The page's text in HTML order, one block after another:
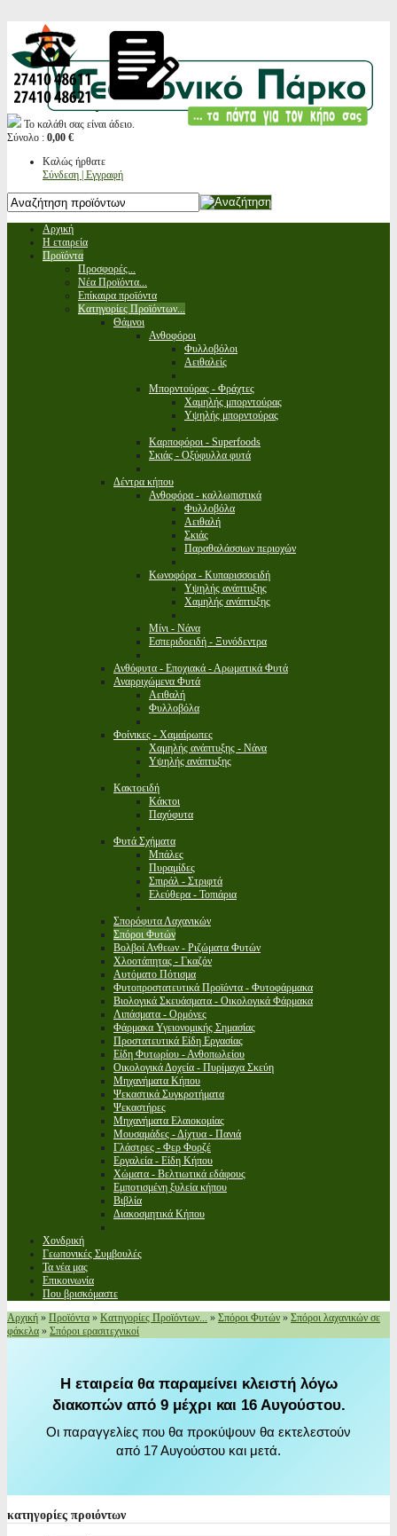
Το καλάθι σας είναι άδειο.
Σύνολο : 0,00 €
Καλώς ήρθατε
Σύνδεση | Εγγραφή
Αρχική
Η εταιρεία
Προϊόντα
Προσφορές...
Νέα Προϊόντα...
Επίκαιρα προϊόντα
Κατηγορίες Προϊόντων...
Θάμνοι
Ανθοφόροι
Φυλλοβόλοι
Αειθαλείς
Μπορντούρας - Φράχτες
Χαμηλής μπορντούρας
Υψηλής μπορντούρας
Καρποφόροι - Superfoods
Σκιάς - Οξύφυλλα φυτά
Δέντρα κήπου
Ανθοφόρα - καλλωπιστικά
Φυλλοβόλα
Αειθαλή
Σκιάς
Παραθαλάσσιων περιοχών
Κωνοφόρα - Κυπαρισσοειδή
Υψηλής ανάπτυξης
Χαμηλής ανάπτυξης
Μίνι - Νάνα
Εσπεριδοειδή - Ξυνόδεντρα
Ανθόφυτα - Εποχιακά - Αρωματικά Φυτά
Αναρριχώμενα Φυτά
Αειθαλή
Φυλλοβόλα
Φοίνικες - Χαμαίρωπες
Χαμηλής ανάπτυξης - Νάνα
Υψηλής ανάπτυξης
Κακτοειδή
Κάκτοι
Παχύφυτα
Φυτά Σχήματα
Μπάλες
Πυραμίδες
Σπιράλ - Στριφτά
Ελεύθερα - Τοπιάρια
Σπορόφυτα Λαχανικών
Σπόροι Φυτών
Βολβοί Ανθεων - Ριζώματα Φυτών
Χλοοτάπητας - Γκαζόν
Αυτόματο Πότισμα
Φυτοπροστατευτικά Προϊόντα - Φυτοφάρμακα
Βιολογικά Σκευάσματα - Οικολογικά Φάρμακα
Λιπάσματα - Ορμόνες
Φάρμακα Υγειονομικής Σημασίας
Προστατευτικά Είδη Εργασίας
Είδη Φυτωρίου - Ανθοπωλείου
Οικολογικά Δοχεία - Πυρίμαχα Σκεύη
Μηχανήματα Κήπου
Ψεκαστικά Συγκροτήματα
Ψεκαστήρες
Μηχανήματα Ελαιοκομίας
Μουσαμάδες - Δίχτυα - Πανιά
Γλάστρες - Φερ Φορζέ
Εργαλεία - Είδη Κήπου
Χώματα - Βελτιωτικά εδάφους
Εμποτισμένη ξυλεία κήπου
Βιβλία
Διακοσμητικά Κήπου
Χονδρική
Γεωπονικές Συμβουλές
Τα νέα μας
Επικοινωνία
Που βρισκόμαστε
Αρχική » Προϊόντα » Κατηγορίες Προϊόντων... » Σπόροι Φυτών » Σπόροι λαχανικών σε
φάκελα » Σπόροι ερασιτεχνικοί
Η εταιρεία θα παραμείνει κλειστή λόγω
διακοπών από 9 μέχρι και 16 Αυγούστου.
Οι παραγγελίες που θα προκύψουν θα εκτελεστούν
από 17 Αυγούστου και μετά.
κατηγορίες προιόντων